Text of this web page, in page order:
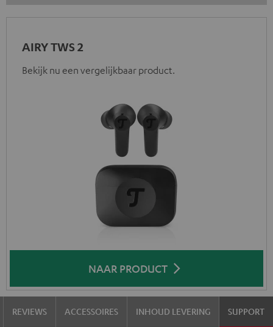
AIRY TWS 2
Bekijk nu een vergelijkbaar product.
NAAR PRODUCT
REVIEWS ACCESSOIRES INHOUD LEVERING SUPPORT